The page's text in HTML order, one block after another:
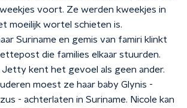
voort. Ze werden kweekjes in
moeilijk wortel schieten is.
Suriname en gemis van famiri klinkt
die families elkaar stuurden.
Jetty kent het gevoel als geen ander.
moest ze haar baby Glynis -
- achterlaten in Suriname. Nicole kan